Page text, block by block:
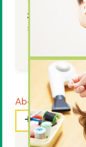
20年以上の実績が
グは、JIS製品規格
よる安全性が確認
About
サポート